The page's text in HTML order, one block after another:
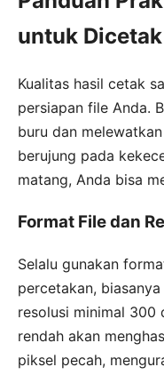
untuk Dicetak
Kualitas hasil cetak
persiapan file Anda.
buru dan
berujung pada
matang, Anda bisa
Format File dan
Selalu gunakan
percetakan, biasanya
resolusi minimal 300
rendah akan
piksel pecah,